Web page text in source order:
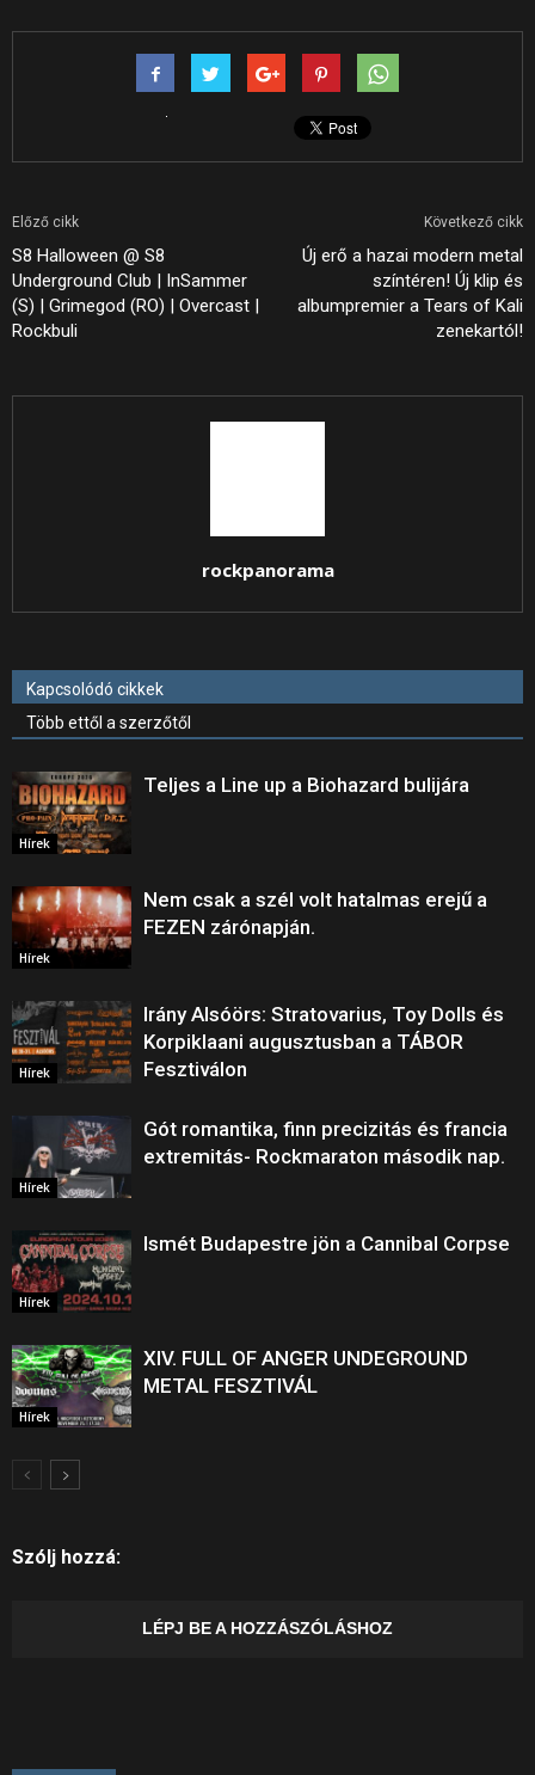
Előző cikk
S8 Halloween @ S8
Underground Club | InSammer
(S) | Grimegod (RO) | Overcast |
Rockbuli
Következő cikk
Új erő a hazai modern metal
színtéren! Új klip és
albumpremier a Tears of Kali
zenekartól!
rockpanorama
Kapcsolódó cikkek
Több ettől a szerzőtől
Hírek
Teljes a Line up a Biohazard bulijára
Hírek
Nem csak a szél volt hatalmas erejű a
FEZEN zárónapján.
Hírek
Irány Alsóörs: Stratovarius, Toy Dolls és
Korpiklaani augusztusban a TÁBOR
Fesztiválon
Hírek
Gót romantika, finn precizitás és francia
extremitás- Rockmaraton második nap.
Hírek
Ismét Budapestre jön a Cannibal Corpse
Hírek
XIV. FULL OF ANGER UNDEGROUND
METAL FESZTIVÁL
Szólj hozzá:
LÉPJ BE A HOZZÁSZÓLÁSHOZ